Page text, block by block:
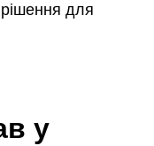
для
у